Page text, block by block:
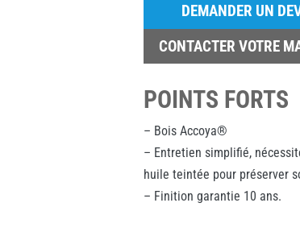
DEMANDER UN
CONTACTER VOTRE
POINTS FORTS
– Bois Accoya®
– Entretien simplifié,
huile teintée pour préserver
– Finition garantie 10 ans.